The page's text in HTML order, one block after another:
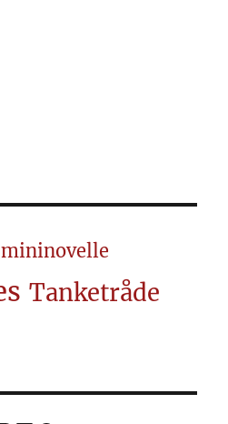
mininovelle
Tanketråde